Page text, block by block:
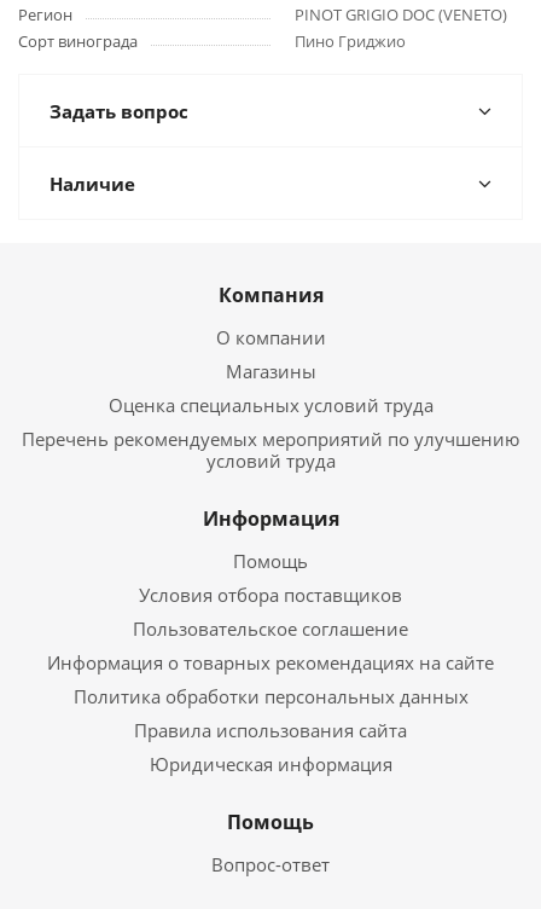
Регион
PINOT GRIGIO DOC (VENETO)
Сорт винограда
Пино Гриджио
Задать вопрос
Наличие
Компания
О компании
Магазины
Оценка специальных условий труда
Перечень рекомендуемых мероприятий по улучшению
условий труда
Информация
Помощь
Условия отбора поставщиков
Пользовательское соглашение
Информация о товарных рекомендациях на сайте
Политика обработки персональных данных
Правила использования сайта
Юридическая информация
Помощь
Вопрос-ответ